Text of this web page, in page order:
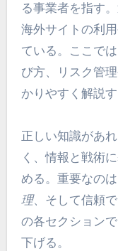
る事業者を指す
海外サイトの利
ている。ここで
び方、リスク管
かりやすく解説す
正しい知識があ
く、情報と戦術
める。重要なのは
理、そして信頼
の各セクション
下げる。